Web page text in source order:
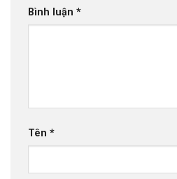
Bình luận *
Tên *